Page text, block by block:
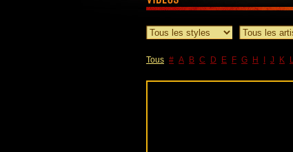
Tous # A B C D E F G H J K